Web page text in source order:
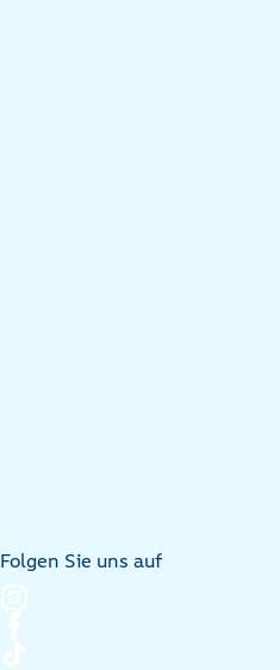
Folgen Sie uns auf